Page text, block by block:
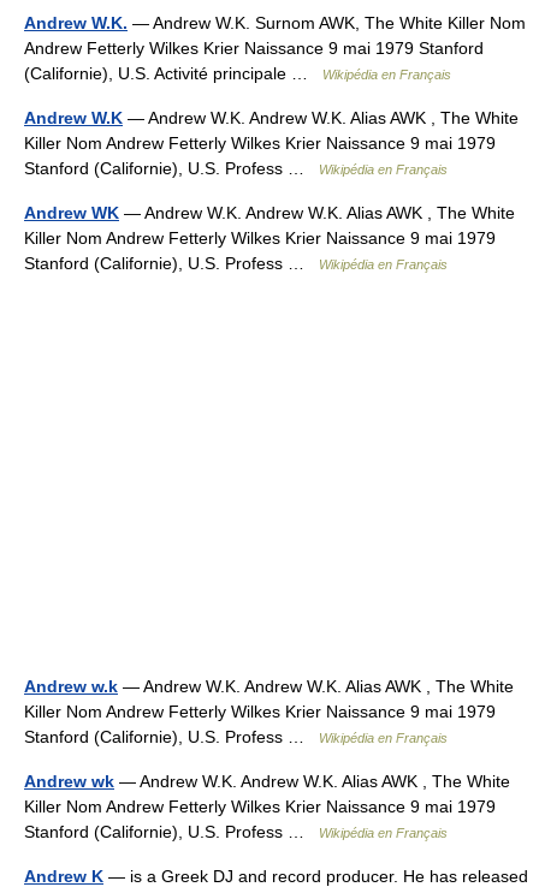
Andrew W.K. — Andrew W.K. Surnom AWK, The White Killer Nom
Andrew Fetterly Wilkes Krier Naissance 9 mai 1979 Stanford
(Californie), U.S. Activité principale …
Wikipédia en Français
Andrew W.K — Andrew W.K. Andrew W.K. Alias AWK , The White
Killer Nom Andrew Fetterly Wilkes Krier Naissance 9 mai 1979
Stanford (Californie), U.S. Profess …
Wikipédia en Français
Andrew WK — Andrew W.K. Andrew W.K. Alias AWK , The White
Killer Nom Andrew Fetterly Wilkes Krier Naissance 9 mai 1979
Stanford (Californie), U.S. Profess …
Wikipédia en Français
Andrew w.k — Andrew W.K. Andrew W.K. Alias AWK , The White
Killer Nom Andrew Fetterly Wilkes Krier Naissance 9 mai 1979
Stanford (Californie), U.S. Profess …
Wikipédia en Français
Andrew wk — Andrew W.K. Andrew W.K. Alias AWK , The White
Killer Nom Andrew Fetterly Wilkes Krier Naissance 9 mai 1979
Stanford (Californie), U.S. Profess …
Wikipédia en Français
Andrew K — is a Greek DJ and record producer. He has released